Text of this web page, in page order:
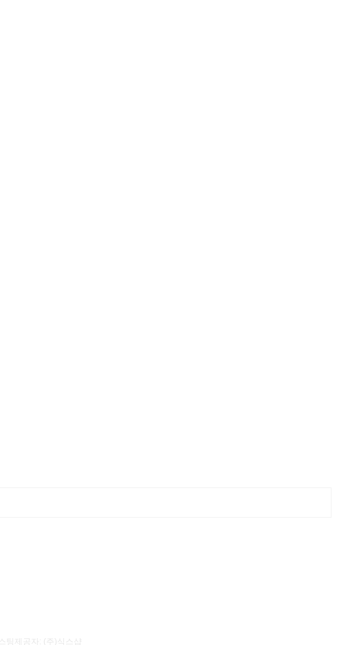
팅제공자: (주)식스샵